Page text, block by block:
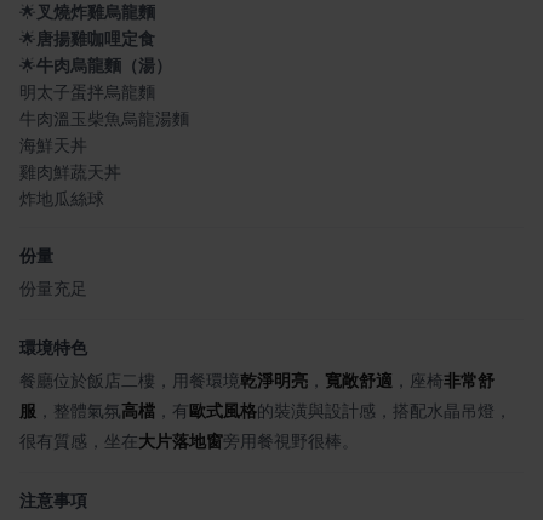
🌟叉燒炸雞烏龍麵
🌟 唐揚雞咖哩定食
🌟牛肉烏龍麵（湯）
明太子蛋拌烏龍麵
牛肉溫玉柴魚烏龍湯麵
海鮮天丼
雞肉鮮蔬天丼
炸地瓜絲球
份量
份量充足
環境特色
餐廳位於飯店二樓，用餐環境乾淨明亮 ， 寬敞舒適 ，座椅非常舒
服 ，整體氣氛高檔 ，有 歐式風格的裝潢與設計感，搭配水晶吊燈，
很有質感，坐在大片落地窗旁用餐視野很棒。
注意事項